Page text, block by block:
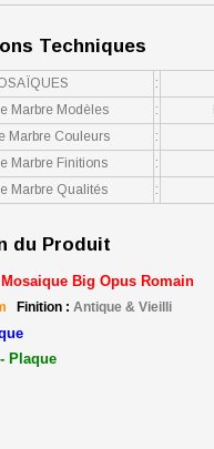
Techniques
:
Marbre Modèles
:
Marbre Couleurs
:
Marbre Finitions
:
Marbre Qualités
:
du Produit
Big Opus Romain
Finition : Antique & Vieilli
Plaque